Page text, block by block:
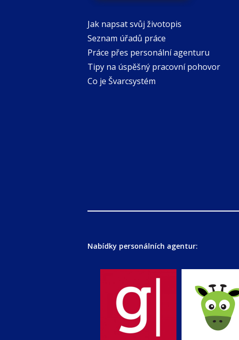
Jak napsat svůj životopis
Seznam úřadů práce
Práce přes personální agenturu
Tipy na úspěšný pracovní pohovor
Co je Švarcsystém
Nabídky personálních agentur: